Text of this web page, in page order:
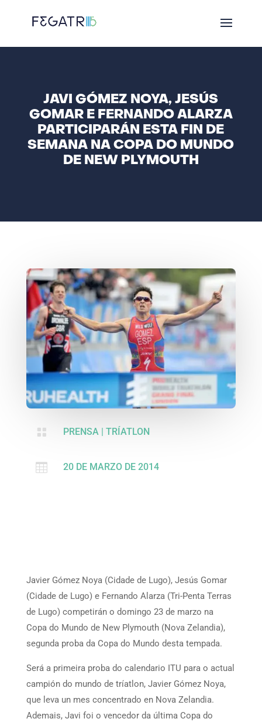
JAVI GÓMEZ NOYA, JESÚS
GOMAR E FERNANDO ALARZA
PARTICIPARÁN ESTA FIN DE
SEMANA NA COPA DO MUNDO
DE NEW PLYMOUTH
 PRENSA| TRÍATLON
 20 DE MARZO DE 2014
Javier Gómez Noya (Cidade de Lugo), Jesús Gomar
(Cidade de Lugo) e Fernando Alarza (Tri-Penta Terras
de Lugo) competirán o domingo 23 de marzo na
Copa do Mundo de New Plymouth (Nova Zelandia),
segunda proba da Copa do Mundo desta tempada.
Será a primeira proba do calendario ITU para o actual
campión do mundo de tríatlon, Javier Gómez Noya,
que leva un mes concentrado en Nova Zelandia.
Ademais, Javi foi o vencedor da última Copa do